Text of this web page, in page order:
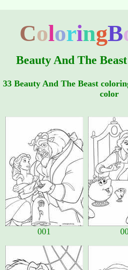
ColoringB
Beauty And The
33 Beauty And The Beast
color
001